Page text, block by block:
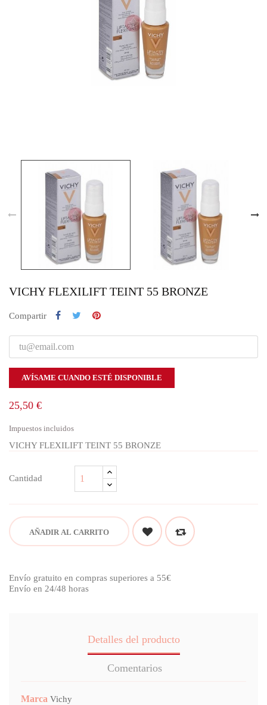
VICHY FLEXILIFT TEINT 55 BRONZE
Compartir
AVÍSAME CUANDO ESTÉ DISPONIBLE
25,50 €
Impuestos incluidos
VICHY FLEXILIFT TEINT 55 BRONZE
Cantidad
AÑADIR AL CARRITO
Envío gratuito en compras superiores a 55€
Envío en 24/48 horas
Detalles del producto
Comentarios
Marca Vichy